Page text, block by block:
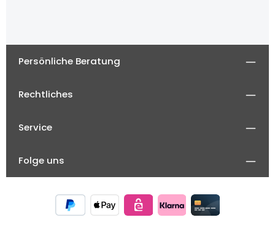
Persönliche Beratung
Rechtliches
Service
Folge uns